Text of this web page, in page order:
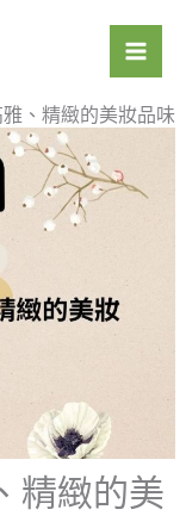
、精緻的美妝品味
精緻的美